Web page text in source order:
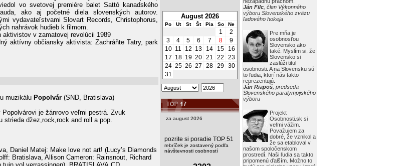
Ján Filc , člen Výkonného
výboru Slovenského zväzu
ľadového hokeja
Pre mňa je
osobnosťou
Slovensko ako
také. Myslím si, že
Slovensko si
zaslúži titul
osobnosti. A na Slovensku sú
to ľudia, ktorí nás takto
reprezentujú.
Ján Riapoš , predseda
Slovenského paralympijského
výboru
Projekt
Osobnosti.sk si
veľmi vážim.
Považujem za
dobré, že vznikol a
že sa etabloval v
našom spoločenskom
prostredí. Naši ľudia sa takto
pripomenú ďalším. Možno to
vo svetovej premiére balet Sattó kanadského
ako aj početné diela slovenských autorov.
vydavateľstvami Slovart Records, Christophorus,
nahrávok hudieb k filmom.
aktivistov v zamatovej revolúcii 1989
aktívny občiansky aktivista: Zachráňte Tatry, park
muzikálu Popolvár (SND, Bratislava)
Popolvárovi je žánrovo veľmi pestrá. Zvuk
strieda džez,rock,rock and roll a pop.
Daniel Matej: Make love not art! (Lucy’s Diamonds
Bratislava, Allison Cameron: Rainsnout, Richard
August 2026
Po Ut St Št Pia So Ne
1
2
3
4 5 6 7 8
9
10 11 12 13 14 15
16
17 18 19 20 21 22
23
24 25 26 27 28 29 30
31
za august 2026
pozrite si poradie TOP 51
rebríček je zostavený podľa
návštevnosti osobností